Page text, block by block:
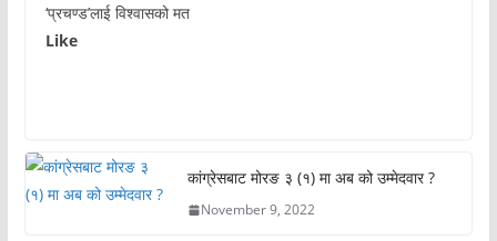
‘प्रचण्ड’लाई विश्वासको मत
Like
कांग्रेसबाट मोरङ ३ (१) मा अब को उम्मेदवार ?
November 9, 2022